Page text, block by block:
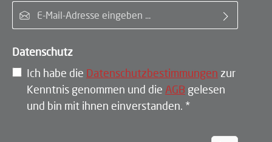
Datenschutz
Ich habe die Datenschutzbestimmungen zur
Kenntnis genommen und die AGB gelesen
und bin mit ihnen einverstanden. *